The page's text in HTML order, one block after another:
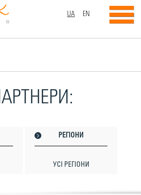
UA EN
ПАРТНЕРИ:
РЕГІОНИ
УСІ РЕГІОНИ